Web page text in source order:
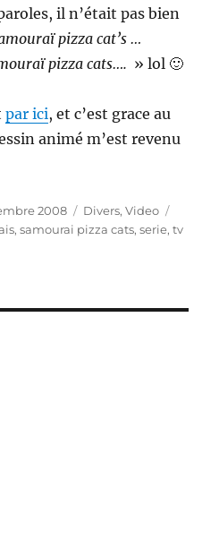
il n’était pas bien
pizza cat’s …
pizza cats…. » lol 🙂
par ici, et c’est grace au
animé m’est revenu
2008 Catégories
Divers,Video
,samourai pizza cats,serie,tv